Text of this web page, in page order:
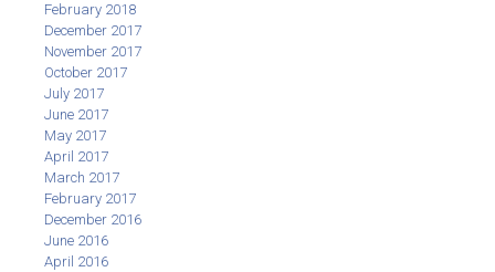
February 2018
December 2017
November 2017
October 2017
July 2017
June 2017
May 2017
April 2017
March 2017
February 2017
December 2016
June 2016
April 2016